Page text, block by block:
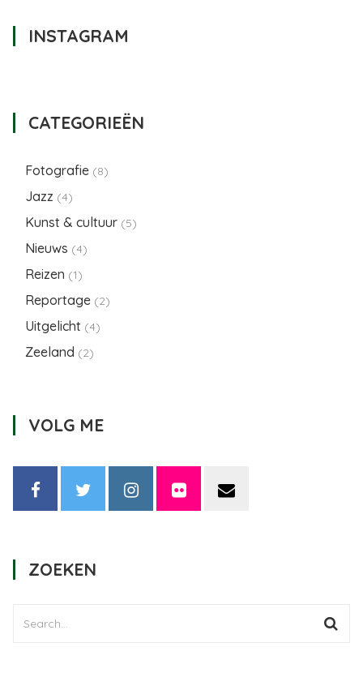
INSTAGRAM
CATEGORIEËN
Fotografie (8)
Jazz (4)
Kunst & cultuur (5)
Nieuws (4)
Reizen (1)
Reportage (2)
Uitgelicht (4)
Zeeland (2)
VOLG ME
ZOEKEN